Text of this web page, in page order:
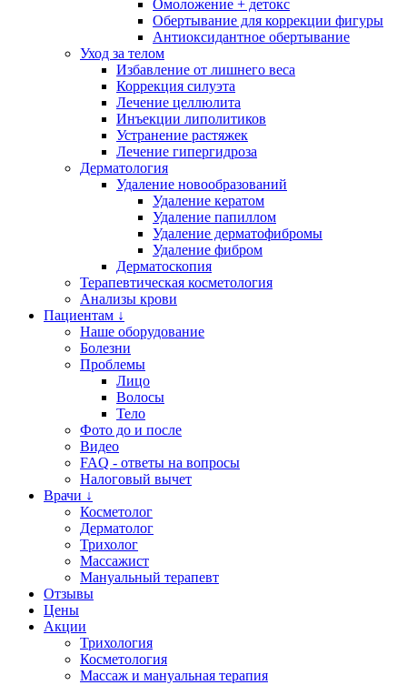
Омоложение + детокс
Обертывание для коррекции фигуры
Антиоксидантное обертывание
Уход за телом
Избавление от лишнего веса
Коррекция силуэта
Лечение целлюлита
Инъекции липолитиков
Устранение растяжек
Лечение гипергидроза
Дерматология
Удаление новообразований
Удаление кератом
Удаление папиллом
Удаление дерматофибромы
Удаление фибром
Дерматоскопия
Терапевтическая косметология
Анализы крови
Пациентам ↓
Наше оборудование
Болезни
Проблемы
Лицо
Волосы
Тело
Фото до и после
Видео
FAQ - ответы на вопросы
Налоговый вычет
Врачи ↓
Косметолог
Дерматолог
Трихолог
Массажист
Мануальный терапевт
Отзывы
Цены
Акции
Трихология
Косметология
Массаж и мануальная терапия